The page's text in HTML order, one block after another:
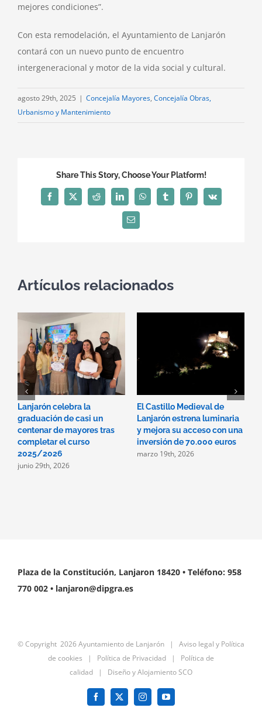
mejores condiciones”.
Con esta remodelación, el Ayuntamiento de Lanjarón
contará con un nuevo punto de encuentro
intergeneracional y motor de la vida social y cultural.
agosto 29th, 2025 | Concejalía Mayores, Concejalía Obras,
Urbanismo y Mantenimiento
Share This Story, Choose Your Platform!
Facebook
X Reddit LinkedInWhatsAppTumblrPinterest
Vk
Correo
electrónico
Artículos relacionados
Lanjarón celebra la
graduación de casi un
centenar de mayores tras
completar el curso
2025/2026
junio 29th, 2026
El Castillo Medieval de
Lanjarón estrena luminaria
y mejora su acceso con una
inversión de 70.000 euros
marzo 19th, 2026
Plaza de la Constitución, Lanjaron 18420 • Teléfono: 958
770 002 • lanjaron@dipgra.es
© Copyright 2026 Ayuntamiento de Lanjarón | Aviso legal y Política
de cookies | Política de Privacidad | Política de
calidad | Diseño y Alojamiento SCO
Facebook
X InstagramYouTube